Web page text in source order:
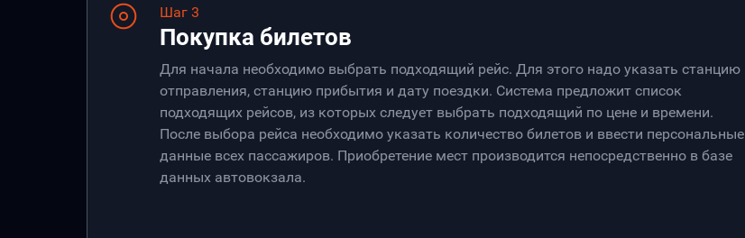
Шаг 3
Покупка билетов
Для начала необходимо выбрать подходящий рейс. Для этого надо указать станцию
отправления, станцию прибытия и дату поездки. Система предложит список
подходящих рейсов, из которых следует выбрать подходящий по цене и времени.
После выбора рейса необходимо указать количество билетов и ввести персональные
данные всех пассажиров. Приобретение мест производится непосредственно в базе
данных автовокзала.